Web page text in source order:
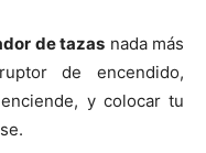
de tazas nada más
de encendido,
y colocar tu